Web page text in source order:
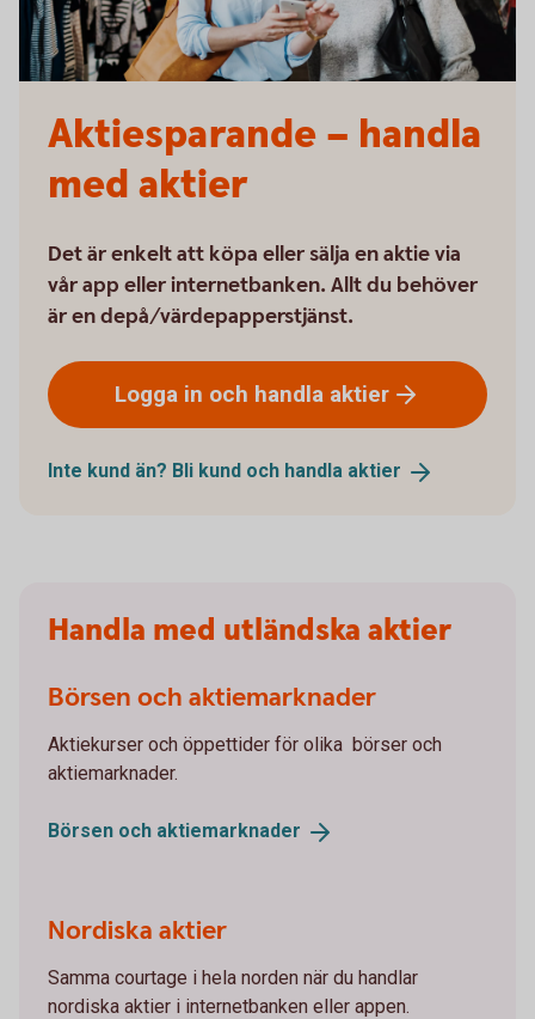
Aktiesparande – handla
med aktier
Det är enkelt att köpa eller sälja en aktie via
vår app eller internetbanken. Allt du behöver
är en depå/värdepapperstjänst.
Logga in och handla aktier
Inte kund än? Bli kund och handla aktier
Handla med utländska aktier
Börsen och aktiemarknader
Aktiekurser och öppettider för olika börser och
aktiemarknader.
Börsen och aktiemarknader
Nordiska aktier
Samma courtage i hela norden när du handlar
nordiska aktier i internetbanken eller appen.